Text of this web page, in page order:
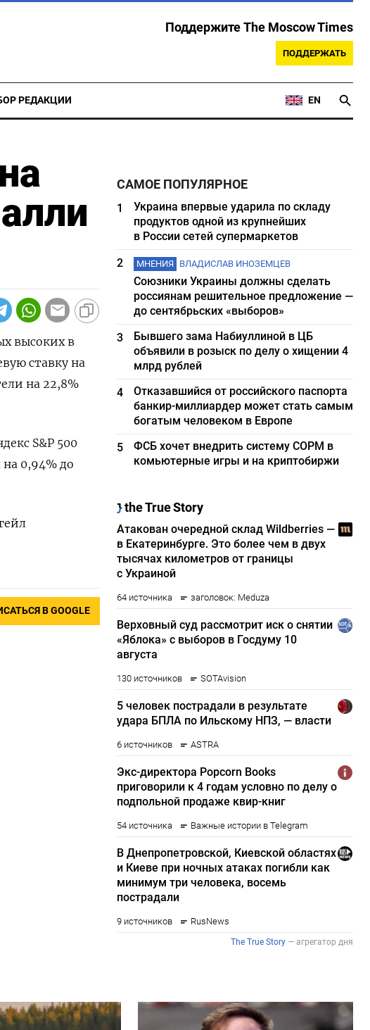
Поддержите The Moscow Times
ПОДДЕРЖАТЬ
РЕДАКЦИИ EN
высоких в
ставку на
на 22,8%
S&P 500
0,94% до
В GOOGLE
САМОЕ ПОПУЛЯРНОЕ
1
Украина впервые ударила по складу
продуктов одной из крупнейших
в России сетей супермаркетов
2
МНЕНИЯ ВЛАДИСЛАВ ИНОЗЕМЦЕВ
Союзники Украины должны сделать
россиянам решительное предложение —
до сентябрьских «выборов»
3
Бывшего зама Набиуллиной в ЦБ
объявили в розыск по делу о хищении 4
млрд рублей
4
Отказавшийся от российского паспорта
банкир-миллиардер может стать самым
богатым человеком в Европе
5
ФСБ хочет внедрить систему СОРМ в
комьютерные игры и на криптобиржи